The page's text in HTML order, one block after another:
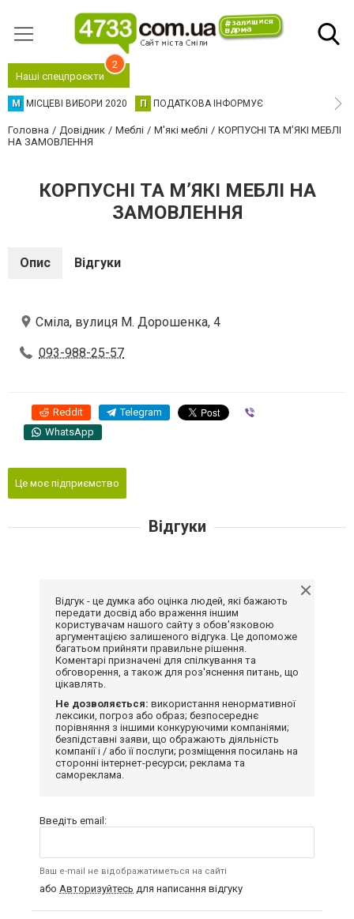
Наші спецпроєкти
2
М МІСЦЕВІ ВИБОРИ 2020 П ПОДАТКОВА ІНФОРМУЄ
Головна Довідник Меблі М'які меблі
КОРПУСНІ ТА М’ЯКІ МЕБЛІ
НА ЗАМОВЛЕННЯ
КОРПУСНІ ТА М’ЯКІ МЕБЛІ НА
ЗАМОВЛЕННЯ
Опис Відгуки
Сміла, вулиця М. Дорошенка, 4
093-988-25-57
Reddit Telegram
WhatsApp
Це моє підприємство
Відгуки
Відгук - це думка або оцінка людей, які бажають
передати досвід або враження іншим
користувачам нашого сайту з обов'язковою
аргументацією залишеного відгука. Це допоможе
багатьом прийняти правильне рішення.
Коментарі призначені для спілкування та
обговорення, а також для роз'яснення питань, що
цікавлять.
Не дозволяється: використання ненормативної
лексики, погроз або образ; безпосереднє
порівняння з іншими конкуруючими компаніями;
безпідставні заяви, що ображають діяльність
компанії і / або її послуги; розміщення посилань на
сторонні інтернет-ресурси; реклама та
самореклама.
Введіть email:
Ваш e-mail не відображатиметься на сайті
або Авторизуйтесь для написання відгуку